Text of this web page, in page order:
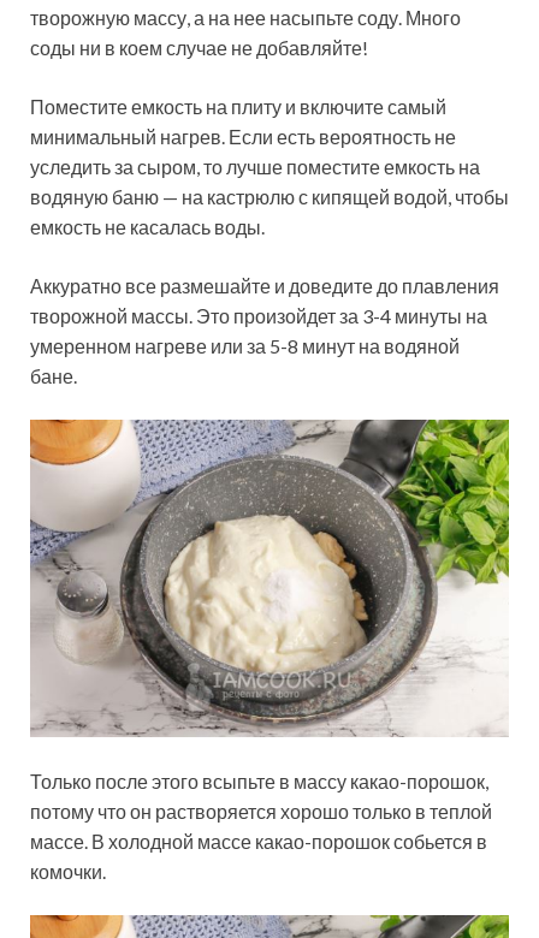
творожную массу, а на нее насыпьте соду. Много
соды ни в коем случае не добавляйте!
Поместите емкость на плиту и включите самый
минимальный нагрев. Если есть вероятность не
уследить за сыром, то лучше поместите емкость на
водяную баню — на кастрюлю с кипящей водой, чтобы
емкость не касалась воды.
Аккуратно все размешайте и доведите до плавления
творожной массы. Это произойдет за 3-4 минуты на
умеренном нагреве или за 5-8 минут на водяной
бане.
Только после этого всыпьте в массу какао-порошок,
потому что он растворяется хорошо только в теплой
массе. В холодной массе какао-порошок собьется в
комочки.